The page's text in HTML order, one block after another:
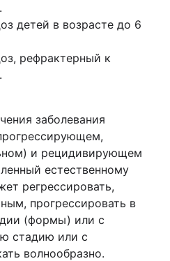
детей в возрасте до 6
рефрактерный к
заболевания
и рецидивирующем
естественному
регрессировать,
прогрессировать в
(формы) или с
стадию или с
волнообразно.